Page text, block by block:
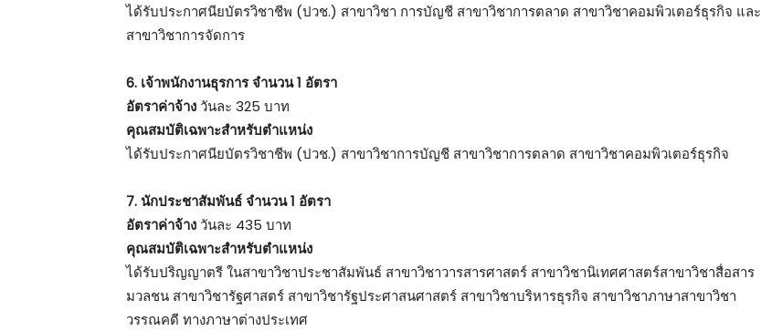
ได้รับประกาศนียบัตรวิชาชีพ (ปวช.) สาขาวิชา การบัญชี สาขาวิชาการตลาด สาขาวิชาคอมพิวเตอร์ธุรกิจ และ
สาขาวิชาการจัดการ
6. เจ้าพนักงานธุรการ จำนวน 1 อัตรา
อัตราค่าจ้าง วันละ 325 บาท
คุณสมบัติเฉพาะสำหรับตำแหน่ง
ได้รับประกาศนียบัตรวิชาชีพ (ปวช.) สาขาวิชาการบัญชี สาขาวิชาการตลาด สาขาวิชาคอมพิวเตอร์ธุรกิจ
7. นักประชาสัมพันธ์ จำนวน 1 อัตรา
อัตราค่าจ้าง วันละ 435 บาท
คุณสมบัติเฉพาะสำหรับตำแหน่ง
ได้รับปริญญาตรี ในสาขาวิชาประชาสัมพันธ์ สาขาวิชาวารสารศาสตร์ สาขาวิชานิเทศศาสตร์สาขาวิชาสื่อสาร
มวลชน สาขาวิชารัฐศาสตร์ สาขาวิชารัฐประศาสนศาสตร์ สาขาวิชาบริหารธุรกิจ สาขาวิชาภาษาสาขาวิชา
วรรณคดี ทางภาษาต่างประเทศ